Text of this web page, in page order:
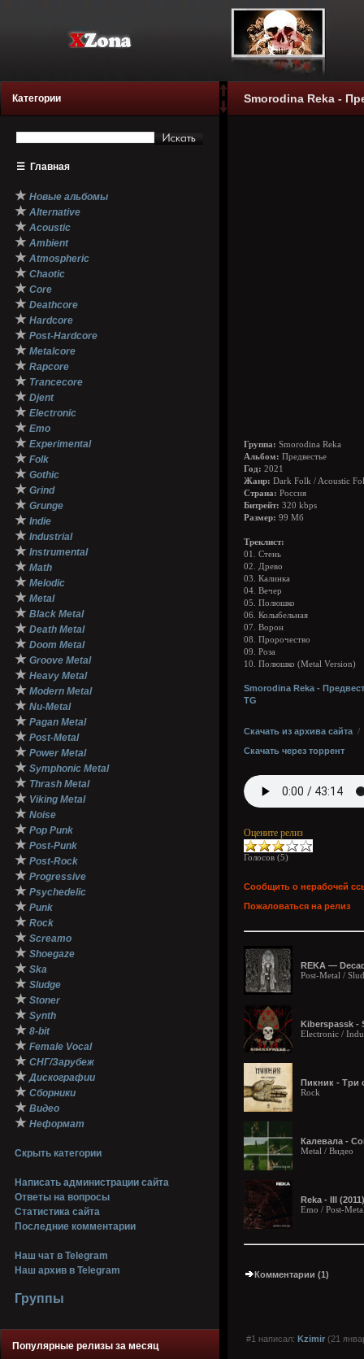
Категории
☰ Главная
★ Новые альбомы
★ Alternative
★ Acoustic
★ Ambient
★ Atmospheric
★ Chaotic
★ Core
★ Deathcore
★ Hardcore
★ Post-Hardcore
★ Metalcore
★ Rapcore
★ Trancecore
★ Djent
★ Electronic
★ Emo
★ Experimental
★ Folk
★ Gothic
★ Grind
★ Grunge
★ Indie
★ Industrial
★ Instrumental
★ Math
★ Melodic
★ Metal
★ Black Metal
★ Death Metal
★ Doom Metal
★ Groove Metal
★ Heavy Metal
★ Modern Metal
★ Nu-Metal
★ Pagan Metal
★ Post-Metal
★ Power Metal
★ Symphonic Metal
★ Thrash Metal
★ Viking Metal
★ Noise
★ Pop Punk
★ Post-Punk
★ Post-Rock
★ Progressive
★ Psychedelic
★ Punk
★ Rock
★ Screamo
★ Shoegaze
★ Ska
★ Sludge
★ Stoner
★ Synth
★ 8-bit
★ Female Vocal
★ СНГ/Зарубеж
★ Дискографии
★ Сборники
★ Видео
★ Неформат
Скрыть категории
Написать администрации сайта
Ответы на вопросы
Статистика сайта
Последние комментарии
Наш чат в Telegram
Наш архив в Telegram
Группы
Популярные релизы за месяц
Smorodina Reka -
Группа: Smorodina Reka
Альбом: Предвестье
Год: 2021
Жанр: Dark Folk / Acoustic
Страна: Россия
Битрейт: 320 kbps
Размер: 99 Мб
Треклист:
01. Стень
02. Древо
03. Калинка
04. Вечер
05. Полюшко
06. Колыбельная
07. Ворон
08. Пророчество
09. Роза
10. Полюшко (Metal Version)
Smorodina Reka -
TG
Скачать из архива сайта /
Скачать через торрент
Оцените релиз
Голосов (5)
Сообщить о нерабочей
Пожаловаться на релиз
REKA —
Post-Metal /
Kiberspassk -
Electronic /
Пикник - Три
Rock
Калевала -
Metal / Видео
Reka - III (2011)
Emo / Post-
Комментарии (1)
#1 написал: Kzimir (21